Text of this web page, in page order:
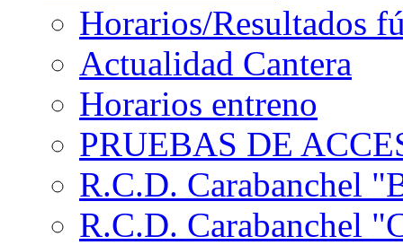
Horarios/Resultados
Actualidad Cantera
Horarios entreno
PRUEBAS DE
R.C.D. Carabanchel
R.C.D. Carabanchel